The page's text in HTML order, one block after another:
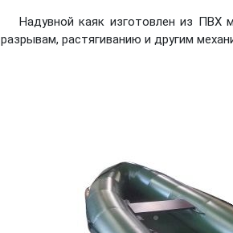
Надувной каяк изготовлен из ПВХ
разрывам, растягиванию и другим